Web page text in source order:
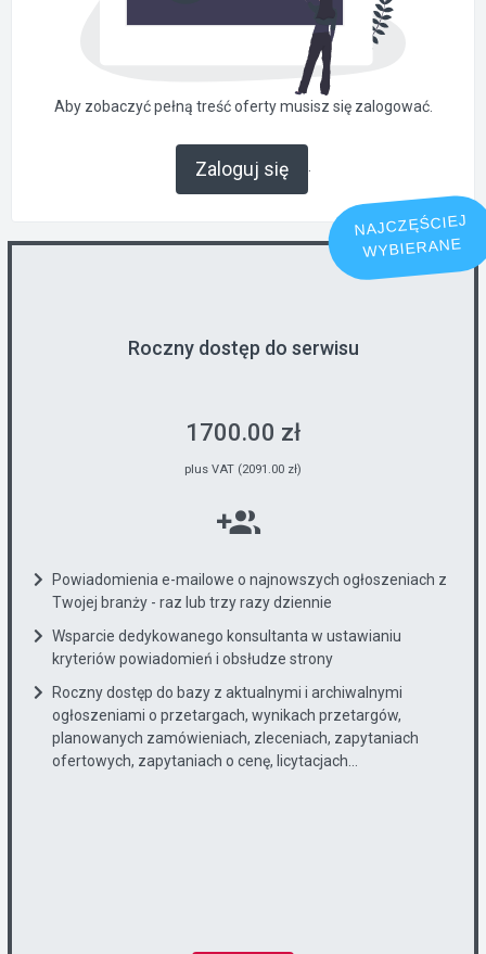
Aby zobaczyć pełną treść oferty musisz się zalogować.
Zaloguj się .
NAJCZĘŚCIEJ
WYBIERANE
Roczny dostęp do serwisu
1700.00 zł
plus VAT (2091.00 zł)
Powiadomienia e-mailowe o najnowszych ogłoszeniach z
Twojej branży - raz lub trzy razy dziennie
Wsparcie dedykowanego konsultanta w ustawianiu
kryteriów powiadomień i obsłudze strony
Roczny dostęp do bazy z aktualnymi i archiwalnymi
ogłoszeniami o przetargach, wynikach przetargów,
planowanych zamówieniach, zleceniach, zapytaniach
ofertowych, zapytaniach o cenę, licytacjach...